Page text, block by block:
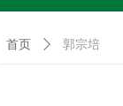
首页 ꄲ 郭宗培